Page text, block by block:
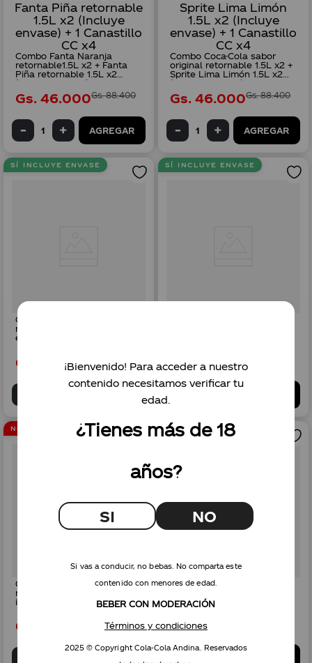
¡Bienvenido! Para acceder a nuestro
contenido necesitamos verificar tu
edad.
¿Tienes más de 18
años?
SI NO
Si vas a conducir, no bebas. No comparta este
contenido con menores de edad.
BEBER CON MODERACIÓN
Términos y condiciones
2025 © Copyright Cola-Cola Andina. Reservados
Combo Fanta Naranja
retornable1.5L x2 + Fanta
Piña retornable 1.5L x2
(Incluye envase) + 1
Canastillo CC x4
Gs. 46.000Gs. 88.400
AGREGAR
Combo Coca-Cola sabor
original retornable 1.5L x2 +
Sprite Lima Limón 1.5L x2
(Incluye envase) + 1
Canastillo CC x4
Gs. 46.000Gs. 88.400
AGREGAR
SÍ INCLUYE ENVASE
Combo Coca-Cola sin azúcar
retornable 2L x4 (Incluye
envase) + 1 Canastillo CC x4
Gs. 000
SÍ INCLUYE ENVASE
Gs. 50.000
NO INCLUYE ENVASE
Combo Coca-Cola sin azúcar
retornable 2L x4 (No
incluye envase) + 1
Gs.
NO INCLUYE ENVASE
Combo Coca-Cola sabor
(No incluye envase) + 1
Canastillo CC x4
Gs. 50